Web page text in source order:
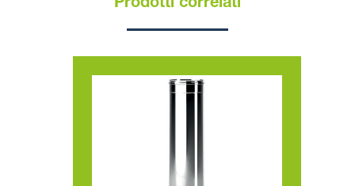
Prodotti correlati